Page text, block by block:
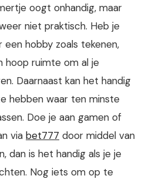
oogt onhandig, maar
niet praktisch. Heb je
hobby zoals tekenen,
hoop ruimte om al je
Daarnaast kan het handig
hebben waar ten minste
Doe je aan gamen of
via bet777 door middel van
dan is het handig als je je
Nog iets om op te